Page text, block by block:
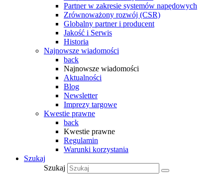
Partner w zakresie systemów napędowych
Zrównoważony rozwój (CSR)
Globalny partner i producent
Jakość i Serwis
Historia
Najnowsze wiadomości
back
Najnowsze wiadomości
Aktualności
Blog
Newsletter
Imprezy targowe
Kwestie prawne
back
Kwestie prawne
Regulamin
Warunki korzystania
Szukaj
Szukaj